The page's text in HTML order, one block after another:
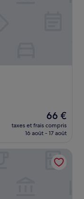
Le
nouveau
prix
de
66 €
66 €
taxes et frais compris
16 août - 17 août